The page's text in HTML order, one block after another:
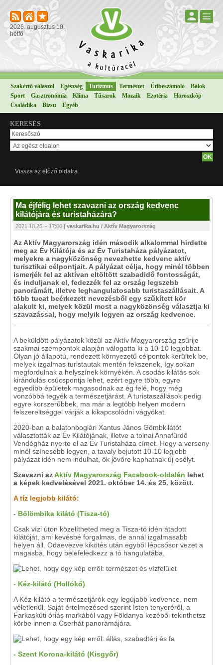
2026. augusztus 10.
hétfő
Szakértő válaszol Egészség Turizmus Természet Útibeszámoló
Bálok
Sport
Gasztronómia Klíma Tűsarok Mozaik Ezotéria
Horoszkóp
Családika
Bizsu Egyéb
KERESÉS
Vissza az előző oldalra
Ma éjfélig lehet szavazni az ország kedvenc
kilátójára és turistaházára?
2021.10.25. - 17:00 | vaskarika.hu / Aktív Magyarország
Az Aktív Magyarország idén második alkalommal hirdette
meg az Év Kilátója és az Év Turistaháza pályázatot,
melyekre a nagyközönség nevezhette kedvenc aktív
turisztikai célpontjait. A pályázat célja, hogy minél többen
ismerjék fel az aktívan eltöltött szabadidő fontosságát,
és induljanak el, fedezzék fel az ország legszebb
panorámáit, illetve leghangulatosabb turistaszállásait. A
több tucat beérkezett nevezésből egy szűkített kör
alakult ki, melyek közül most a nagyközönség választja ki
szavazással, hogy melyik legyen az ország kedvence.
A beküldött pályázatok közül az Aktív Magyarország zsűrije
szakmai szempontok alapján válogatta ki a 10-10 legjobbat.
Olyan jó állapotú, rendezett környezetű célpontok kerültek be,
melyek izgalmas turistautak mentén fekszenek, így sokan
megfordulnak a helyszínek környékén. A csodás kilátás sok
kirándulás csúcspontja lehet, ezért egyre több, egyre
egyedibb épületek magasodnak az ég felé, hogy még
vonzóbbá tegyék a természetjárást. A turistaszállások pedig
egyre korszerűbbek, ma már a legtöbb helyen modern
felszereltséggel várják a kikapcsolódni vágyókat.
2020-ban a balatonboglári Xantus János Gömbkilátót
választották az Év Kilátójának, illetve a tolnai Annafürdő
Vendégház nyerte el az Év Turistaháza címet. Hogy a verseny
minél színesebb legyen, a tavaly bejutott 10-10 legjobb
pályázat idén nem indulhat, ők jövőre kaphatnak új esélyt.
Szavazni azAktív Magyarország Facebook-oldalán lehet
a képek kedvelésével 2021. október 14. és 25. között.
A tíz legjobb kilátó:
- Bölömbika kilátó (Tisza-tó)
Csak vízi úton közelítheted meg a Tisza-tó idén átadott
kilátóját, ami kevésbé forgalmas, de annál izgalmasabb
helyen áll. Odaevezve kikötés után egyből lépcsősor vezet a
magasba, hogy belefeledkezz a tó hangulatába.
- Kéz-kilátó (Hollókő)
A Kéz-kilátó a természetjárók egy legújabb kedvence, nem
véletlenül. Saját értelmezésed szerint Isten tenyeréről, a
Farkaskúti óriás markából vagy Földanya kezéből tekinthetsz
körbe innen a Cserhát panorámájára.
- Szent Korona-kilátó (Kisgyőr)